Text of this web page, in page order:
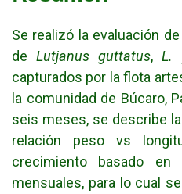
Se realizó la evaluación
deLutjanus guttatus,L.
capturados por la flota
la comunidad de Búcaro,
seis meses, se describe
relación peso vs
crecimiento basado
mensuales, para lo cual